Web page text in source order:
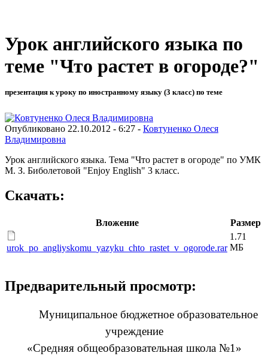
Урок английского языка по
теме "Что растет в огороде?"
презентация к уроку по иностранному языку (3 класс) по теме
Опубликовано 22.10.2012 - 6:27 - Ковтуненко Олеся
Владимировна
Урок английского языка. Тема "Что растет в огороде" по УМК
М. З. Биболетовой "Enjoy English" 3 класс.
Скачать:
Вложение Размер
urok_po_angliyskomu_yazyku_chto_rastet_v_ogorode.rar
1.71
МБ
Предварительный просмотр:
Муниципальное бюджетное образовательное
учреждение
«Средняя общеобразовательная школа №1»